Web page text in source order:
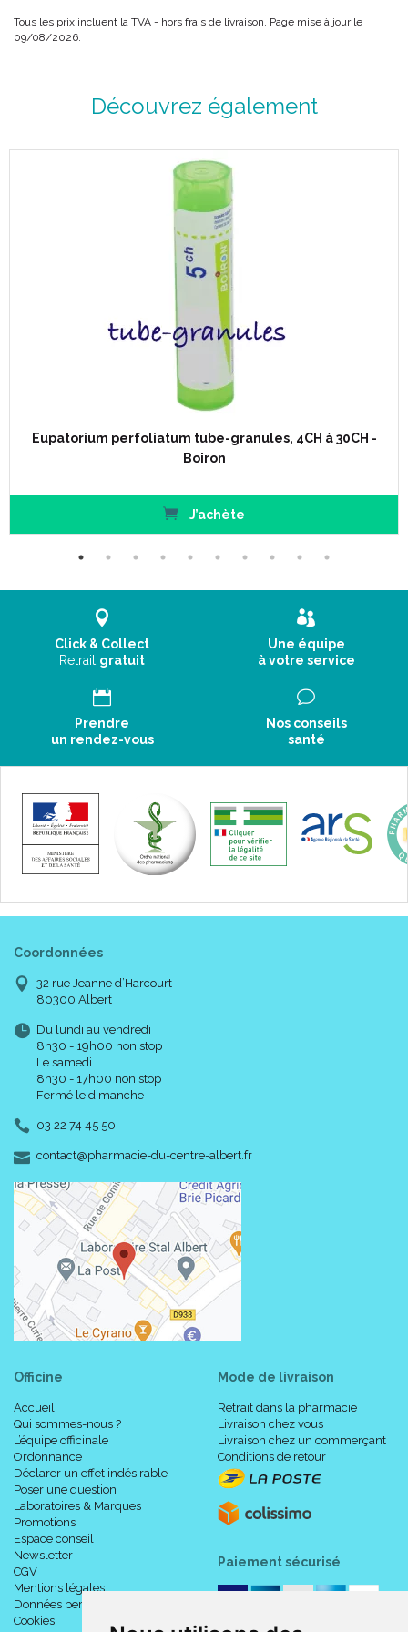
Tous les prix incluent la TVA - hors frais de livraison. Page mise à jour le
09/08/2026.
Découvrez également
Eupatorium perfoliatum tube-granules, 4CH à 30CH -
Boiron
J’achète
Click & Collect
Retrait gratuit
Une équipe
à votre service
Prendre
un rendez-vous
Nos conseils
santé
Coordonnées
32 rue Jeanne d’Harcourt
80300 Albert
Du lundi au vendredi
8h30 - 19h00 non stop
Le samedi
8h30 - 17h00 non stop
Fermé le dimanche
03 22 74 45 50
contact-
@-
pharmacie-du-centre-albert.fr
Officine
Accueil
Qui sommes-nous ?
L’équipe officinale
Ordonnance
Déclarer un effet indésirable
Poser une question
Laboratoires & Marques
Promotions
Espace conseil
Newsletter
CGV
Mentions légales
Données personnelles
Cookies
Mode de livraison
Retrait dans la pharmacie
Livraison chez vous
Livraison chez un commerçant
Conditions de retour
Paiement sécurisé